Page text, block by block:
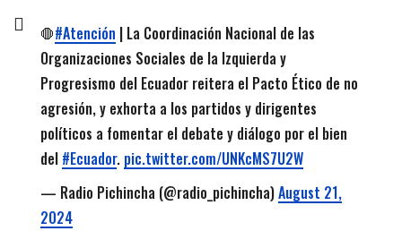
🛑#Atención | La Coordinación Nacional de las
Organizaciones Sociales de la Izquierda y
Progresismo del Ecuador reitera el Pacto Ético de no
agresión, y exhorta a los partidos y dirigentes
políticos a fomentar el debate y diálogo por el bien
del #Ecuador. pic.twitter.com/UNKcMS7U2W
— Radio Pichincha (@radio_pichincha)August 21,
2024